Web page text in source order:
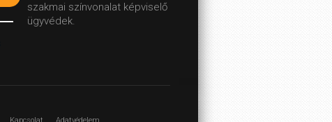
szakmai színvonalat képviselő
ügyvédek.